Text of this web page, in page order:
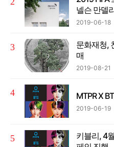
넬슨 만델
2019-06-18
문화재청,
매
2019-08-21
MTPR X
2019-06-19
키블리, 4